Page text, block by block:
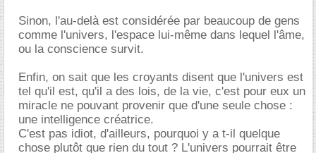
Sinon, l'au-delà est considérée par beaucoup de gens
comme l'univers, l'espace lui-même dans lequel l'âme,
ou la conscience survit.
Enfin, on sait que les croyants disent que l'univers est
tel qu'il est, qu'il a des lois, de la vie, c'est pour eux un
miracle ne pouvant provenir que d'une seule chose :
une intelligence créatrice.
C'est pas idiot, d'ailleurs, pourquoi y a t-il quelque
chose plutôt que rien du tout ? L'univers pourrait être